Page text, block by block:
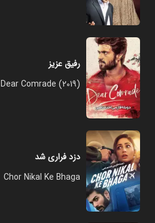
رفیق عزیز
Dear Comrade (2019)
دزد فراری شد
Chor Nikal Ke Bhaga